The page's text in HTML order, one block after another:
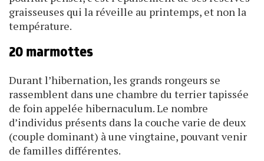
graisseuses qui la réveille au printemps, et non la
température.
20 marmottes
Durant l’hibernation, les grands rongeurs se
rassemblent dans une chambre du terrier tapissée
de foin appelée hibernaculum. Le nombre
d’individus présents dans la couche varie de deux
(couple dominant) à une vingtaine, pouvant venir
de familles différentes.